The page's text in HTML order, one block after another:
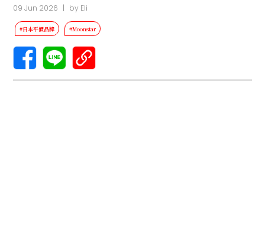
09 Jun 2026 | by Eli
#日本平價品牌 #Moonstar